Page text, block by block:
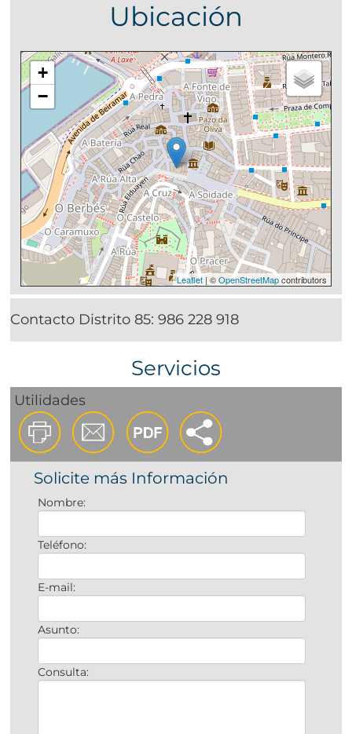
Ubicación
+
−
Leaflet | ©OpenStreetMapcontributors
Contacto Distrito 85:986 228 918
Servicios
Utilidades
Solicite más Información
Nombre:
Teléfono:
E-mail:
Asunto:
Consulta: